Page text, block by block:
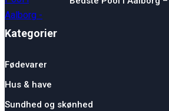
Kategorier
Fødevarer
Hus & have
Sundhed og skønhed